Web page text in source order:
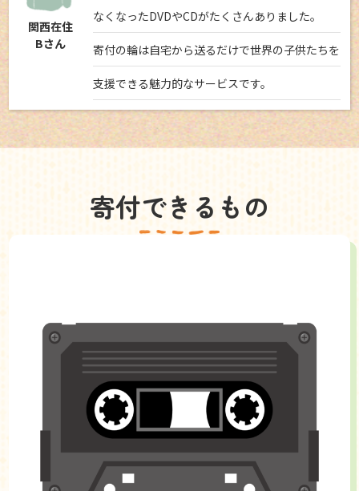
関西在住
Bさん
なくなったDVDやCDがたくさんありました。
寄付の輪は自宅から送るだけで世界の子供たちを
支援できる魅力的なサービスです。
寄付できるもの